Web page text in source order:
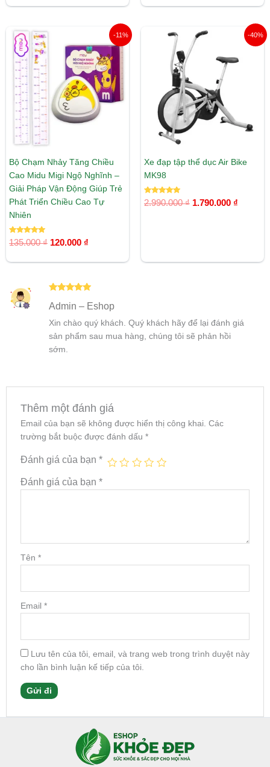
-11%
Bộ Chạm Nhảy Tăng Chiều
Cao Midu Migi Ngộ Nghĩnh –
Giải Pháp Vận Động Giúp Trẻ
Phát Triển Chiều Cao Tự
Nhiên
Được xếp
hạng
135.000₫
135.000 ₫.
120.000 ₫
hiện
tại
là:
120.000 ₫.
-40%
Xe đạp tập thể dục Air Bike
MK98
Được xếp
hạng
2.990.000₫
Giá
gốc
2.990.000 ₫.
1.790.000 ₫
Giá
hiện
là:
hạng55
Admin – Eshop
Xin chào quý khách. Quý khách hãy để lại đánh giá
sản phẩm sau mua hàng, chúng tôi sẽ phản hồi
sớm.
Thêm một đánh giá
Email của bạn sẽ không được hiển thị công khai. Các
trường bắt buộc được đánh dấu *
Đánh giá của bạn *
Đánh giá của bạn *
Tên *
Email *
Lưu tên của tôi, email, và trang web trong trình duyệt này
cho lần bình luận kế tiếp của tôi.